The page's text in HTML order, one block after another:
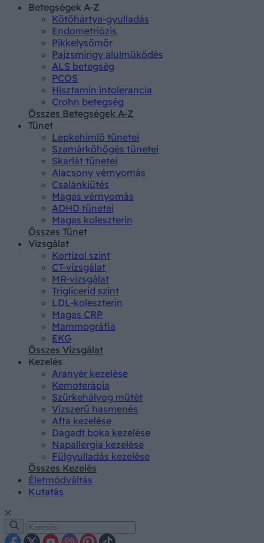
Betegségek A-Z
Kötőhártya-gyulladás
Endometriózis
Pikkelysömör
Pajzsmirigy alulműködés
ALS betegség
PCOS
Hisztamin intolerancia
Crohn betegség
Összes Betegségek A-Z
Tünet
Lepkehimlő tünetei
Szamárköhögés tünetei
Skarlát tünetei
Alacsony vérnyomás
Csalánkiütés
Magas vérnyomás
ADHD tünetei
Magas koleszterin
Összes Tünet
Vizsgálat
Kortizol szint
CT-vizsgálat
MR-vizsgálat
Triglicerid szint
LDL-koleszterin
Magas CRP
Mammográfia
EKG
Összes Vizsgálat
Kezelés
Aranyér kezelése
Kemoterápia
Szürkehályog műtét
Vízszerű hasmenés
Afta kezelése
Dagadt boka kezelése
Napallergia kezelése
Fülgyulladás kezelése
Összes Kezelés
Életmódváltás
Kutatás